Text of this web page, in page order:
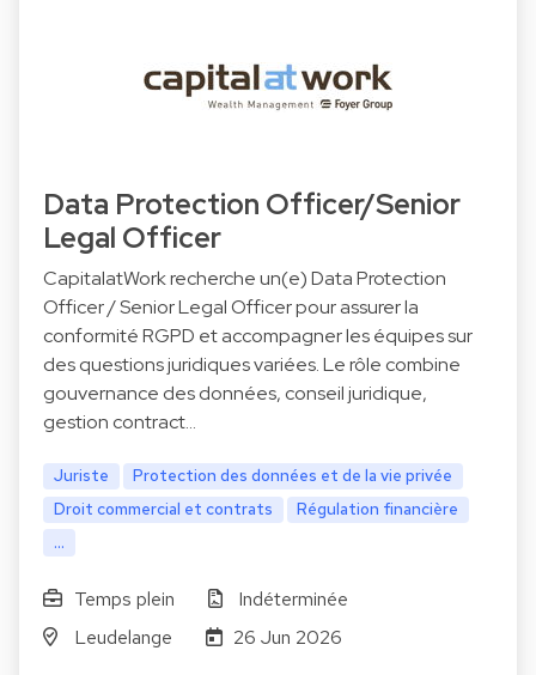
Data Protection Officer/Senior
Legal Officer
CapitalatWork recherche un(e) Data Protection
Officer / Senior Legal Officer pour assurer la
conformité RGPD et accompagner les équipes sur
des questions juridiques variées. Le rôle combine
gouvernance des données, conseil juridique,
gestion contract…
Juriste
Protection des données et de la vie privée
Droit commercial et contrats
Régulation financière
...
Temps plein
Indéterminée
Leudelange
26 Jun 2026